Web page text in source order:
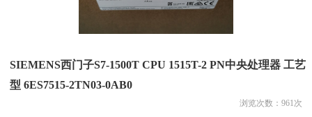
SIEMENS西门子S7-1500T CPU 1515T-2 PN中央处理器 工艺
型 6ES7515-2TN03-0AB0
浏览次数： 961次